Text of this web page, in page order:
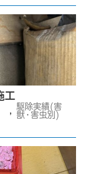
工
駆除実績(害
獣・害虫別)